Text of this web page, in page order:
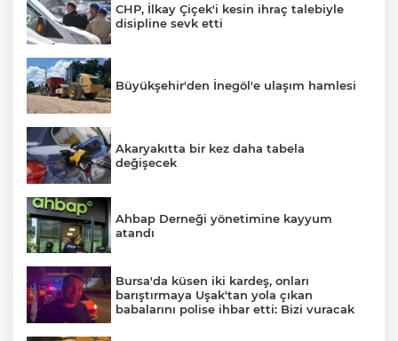
CHP, İlkay Çiçek'i kesin ihraç talebiyle
disipline sevk etti
Büyükşehir'den İnegöl'e ulaşım hamlesi
Akaryakıtta bir kez daha tabela
değişecek
Ahbap Derneği yönetimine kayyum
atandı
Bursa'da küsen iki kardeş, onları
barıştırmaya Uşak'tan yola çıkan
babalarını polise ihbar etti: Bizi vuracak